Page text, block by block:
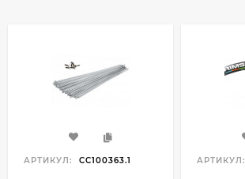
АРТИКУЛ: CC100363.1 АРТИКУЛ: